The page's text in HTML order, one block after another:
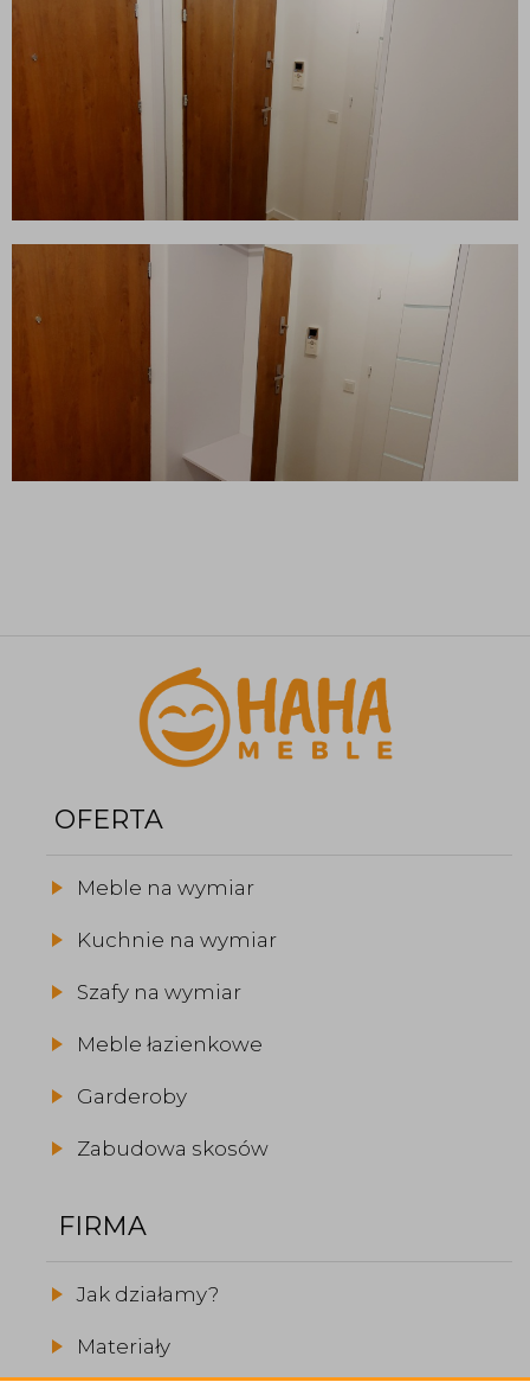
OFERTA
Meble na wymiar
Kuchnie na wymiar
Szafy na wymiar
Meble łazienkowe
Garderoby
Zabudowa skosów
FIRMA
Jak działamy?
Materiały